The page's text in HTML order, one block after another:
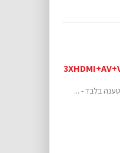
בורר 3XHDMI+AV+VGA+SVIDEO TO